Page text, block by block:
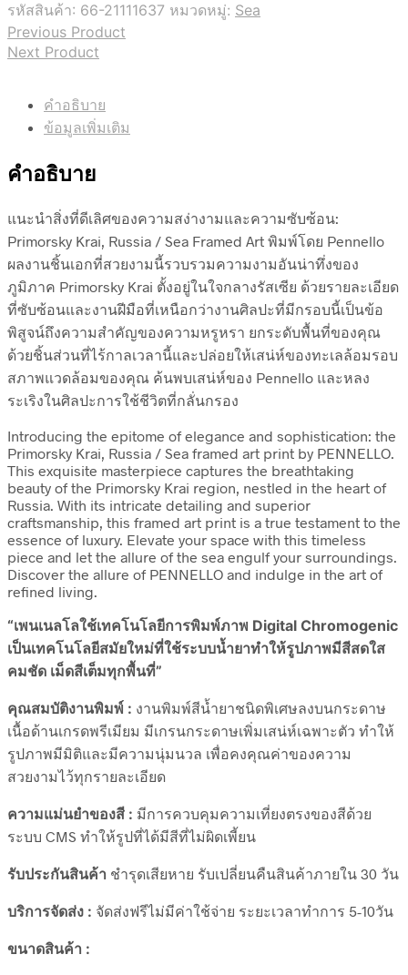
รหัสสินค้า: 66-21111637 หมวดหมู่: Sea
Previous Product
Next Product
คำอธิบาย
ข้อมูลเพิ่มเติม
คำอธิบาย
แนะนำสิ่งที่ดีเลิศของความสง่างามและความซับซ้อน:
Primorsky Krai, Russia / Sea Framed Art พิมพ์โดย Pennello
ผลงานชิ้นเอกที่สวยงามนี้รวบรวมความงามอันน่าทึ่งของ
ภูมิภาค Primorsky Krai ตั้งอยู่ในใจกลางรัสเซีย ด้วยรายละเอียด
ที่ซับซ้อนและงานฝีมือที่เหนือกว่างานศิลปะที่มีกรอบนี้เป็นข้อ
พิสูจน์ถึงความสำคัญของความหรูหรา ยกระดับพื้นที่ของคุณ
ด้วยชิ้นส่วนที่ไร้กาลเวลานี้และปล่อยให้เสน่ห์ของทะเลล้อมรอบ
สภาพแวดล้อมของคุณ ค้นพบเสน่ห์ของ Pennello และหลง
ระเริงในศิลปะการใช้ชีวิตที่กลั่นกรอง
Introducing the epitome of elegance and sophistication: the
Primorsky Krai, Russia / Sea framed art print by PENNELLO.
This exquisite masterpiece captures the breathtaking
beauty of the Primorsky Krai region, nestled in the heart of
Russia. With its intricate detailing and superior
craftsmanship, this framed art print is a true testament to the
essence of luxury. Elevate your space with this timeless
piece and let the allure of the sea engulf your surroundings.
Discover the allure of PENNELLO and indulge in the art of
refined living.
“เพนเนลโลใช้เทคโนโลยีการพิมพ์ภาพ Digital Chromogenic
เป็นเทคโนโลยีสมัยใหม่ที่ใช้ระบบน้ำยาทำให้รูปภาพมีสีสดใส
คมชัด เม็ดสีเต็มทุกพื้นที่”
คุณสมบัติงานพิมพ์ : งานพิมพ์สีน้ำยาชนิดพิเศษลงบนกระดาษ
เนื้อด้านเกรดพรีเมียม มีเกรนกระดาษเพิ่มเสน่ห์เฉพาะตัว ทำให้
รูปภาพมีมิติและมีความนุ่มนวล เพื่อคงคุณค่าของความ
สวยงามไว้ทุกรายละเอียด
ความแม่นยำของสี : มีการควบคุมความเที่ยงตรงของสีด้วย
ระบบ CMS ทำให้รูปที่ได้มีสีที่ไม่ผิดเพี้ยน
รับประกันสินค้า ชำรุดเสียหาย รับเปลี่ยนคืนสินค้าภายใน 30 วัน
บริการจัดส่ง : จัดส่งฟรีไม่มีค่าใช้จ่าย ระยะเวลาทำการ 5-10วัน
ขนาดสินค้า :